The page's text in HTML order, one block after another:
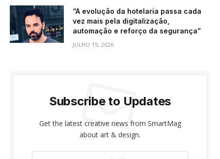
“A evolução da hotelaria passa cada
vez mais pela digitalização,
automação e reforço da segurança”
JULHO 15, 2026
Subscribe to Updates
Get the latest creative news from SmartMag
about art & design.